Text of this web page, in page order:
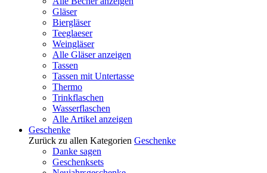
Gläser
Biergläser
Teeglaeser
Weingläser
Alle Gläser anzeigen
Tassen
Tassen mit Untertasse
Thermo
Trinkflaschen
Wasserflaschen
Alle Artikel anzeigen
Geschenke
Zurück zu allen Kategorien Geschenke
Danke sagen
Geschenksets